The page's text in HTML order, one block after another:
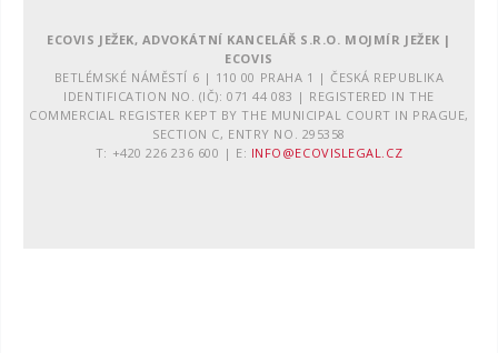
ECOVIS JEŽEK, ADVOKÁTNÍ KANCELÁŘ S.R.O. MOJMÍR JEŽEK |
ECOVIS
BETLÉMSKÉ NÁMĚSTÍ 6 | 110 00 PRAHA 1 | ČESKÁ REPUBLIKA
IDENTIFICATION NO. (IČ): 071 44 083 | REGISTERED IN THE
COMMERCIAL REGISTER KEPT BY THE MUNICIPAL COURT IN PRAGUE,
SECTION C, ENTRY NO. 295358
T: +420 226 236 600 | E: INFO@ECOVISLEGAL.CZ